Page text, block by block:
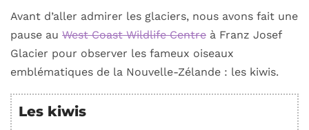
Avant d’aller admirer les glaciers, nous avons fait une
pause au West Coast Wildlife Centre à Franz Josef
Glacier pour observer les fameux oiseaux
emblématiques de la Nouvelle-Zélande : les kiwis.
Les kiwis